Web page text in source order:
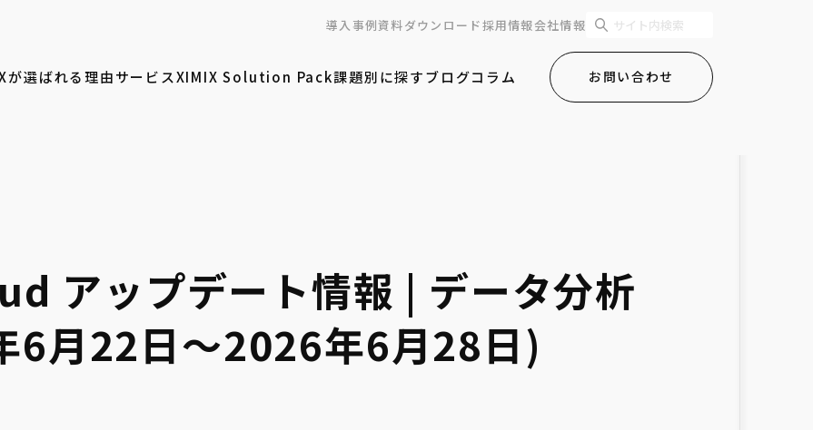
導入事例資料ダウンロード採用情報会社情報
が選ばれる理由サービスXIMIX Solution Pack課題別に探すブログコラム お問い合わせ
アップデート情報 | データ分析
6月22日〜2026年6月28日)